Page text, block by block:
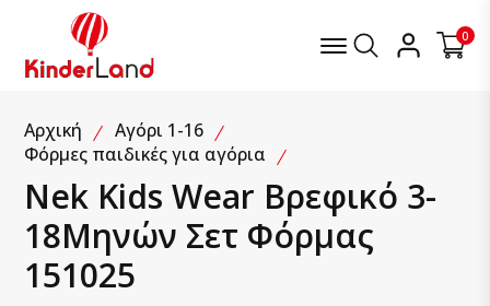
ΜενούΑναζήτηση0
Αρχική
Αγόρι 1-16
Φόρμες παιδικές για αγόρια
Nek Kids Wear Βρεφικό 3-18Μηνών Σετ Φόρμας 151025
Nek Kids Wear Βρεφικό 3-
18Μηνών Σετ Φόρμας
151025